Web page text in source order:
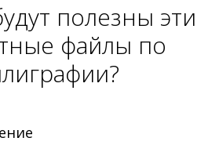
полезны эти
файлы по